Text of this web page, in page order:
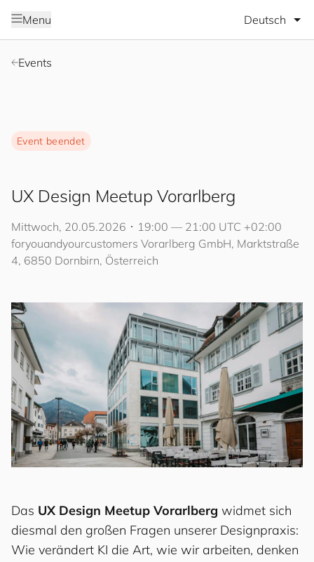
Menu Sprache
Events
Event beendet
UX Design Meetup Vorarlberg
Mittwoch, 20.05.2026 ･ 19:00 — 21:00 UTC +02:00
foryouandyourcustomers Vorarlberg GmbH, Marktstraße
4, 6850 Dornbirn, Österreich
Das UX Design Meetup Vorarlberg widmet sich
diesmal den großen Fragen unserer Designpraxis:
Wie verändert KI die Art, wie wir arbeiten, denken